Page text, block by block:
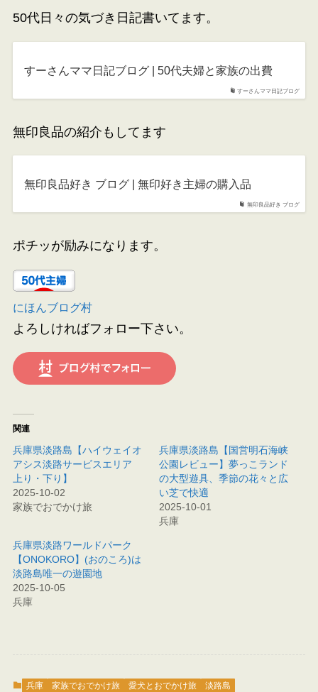
50代日々の気づき日記書いてます。
すーさんママ日記ブログ
すーさんママ日記ブログ | 50代夫婦と家族の出費
無印良品の紹介もしてます
無印良品好き ブログ
無印良品好き ブログ | 無印好き主婦の購入品
ポチッが励みになります。
にほんブログ村
よろしければフォロー下さい。
関連
兵庫県淡路島【ハイウェイオ
アシス淡路サービスエリア
上り・下り】
2025-10-02
家族でおでかけ旅
兵庫県淡路島【国営明石海峡
公園レビュー】夢っこランド
の大型遊具、季節の花々と広
い芝で快適
2025-10-01
兵庫
兵庫県淡路ワールドパーク
【ONOKORO】(おのころ)は
淡路島唯一の遊園地
2025-10-05
兵庫
兵庫 家族でおでかけ旅 愛犬とおでかけ旅
淡路島